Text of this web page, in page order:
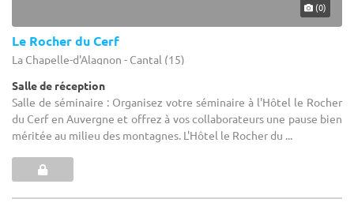
(0)
Le Rocher du Cerf
La Chapelle-d'Alagnon - Cantal (15)
Salle de réception
Salle de séminaire : Organisez votre séminaire à l'Hôtel le Rocher
du Cerf en Auvergne et offrez à vos collaborateurs une pause bien
méritée au milieu des montagnes. L'Hôtel le Rocher du ...